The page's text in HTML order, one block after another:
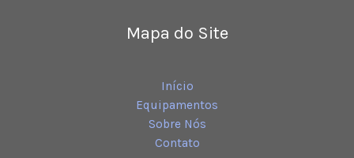
Mapa do Site
Início
Equipamentos
Sobre Nós
Contato